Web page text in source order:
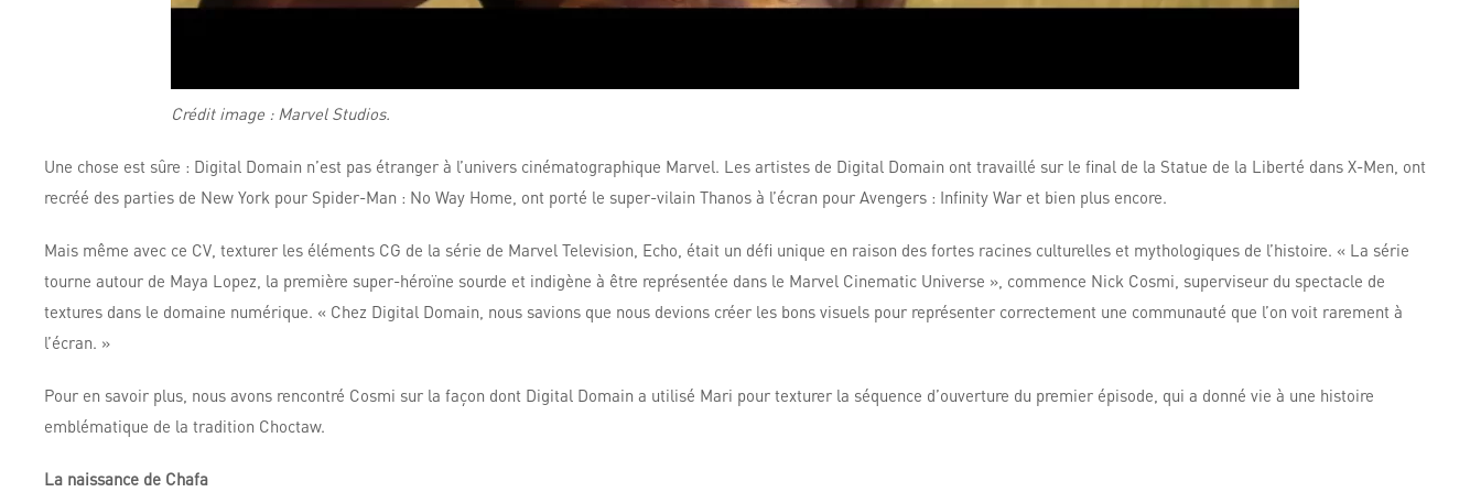
Crédit image : Marvel Studios.
Une chose est sûre : Digital Domain n’est pas étranger à l’univers cinématographique Marvel. Les artistes de Digital Domain ont travaillé sur le final de la Statue de la Liberté dans X-Men, ont
recréé des parties de New York pour Spider-Man : No Way Home, ont porté le super-vilain Thanos à l’écran pour Avengers : Infinity War et bien plus encore.
Mais même avec ce CV, texturer les éléments CG de la série de Marvel Television, Echo, était un défi unique en raison des fortes racines culturelles et mythologiques de l’histoire. « La série
tourne autour de Maya Lopez, la première super-héroïne sourde et indigène à être représentée dans le Marvel Cinematic Universe », commence Nick Cosmi, superviseur du spectacle de
textures dans le domaine numérique. « Chez Digital Domain, nous savions que nous devions créer les bons visuels pour représenter correctement une communauté que l’on voit rarement à
l’écran. »
Pour en savoir plus, nous avons rencontré Cosmi sur la façon dont Digital Domain a utilisé Mari pour texturer la séquence d’ouverture du premier épisode, qui a donné vie à une histoire
emblématique de la tradition Choctaw.
La naissance de Chafa